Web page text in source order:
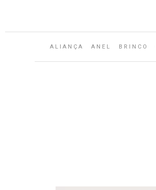
ALIANÇA ANEL BRINCO